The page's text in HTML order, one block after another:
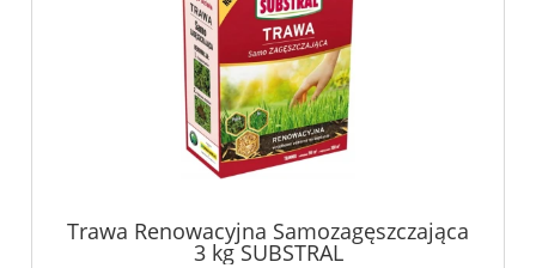
Trawa Renowacyjna Samozagęszczająca
3 kg SUBSTRAL